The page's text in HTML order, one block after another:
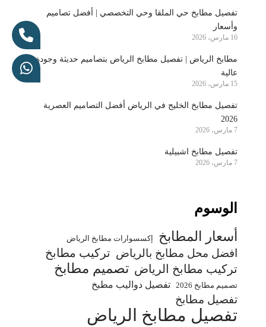
تفصيل مطابخ حي الملقا وحي التخصصي | أفضل تصاميم
وأسعار
16 مارس، 2026
مطابخ الرياض | تفصيل مطابخ الرياض بتصاميم حديثة وجودة
عالية
15 مارس، 2026
تفصيل مطابخ الخليج في الرياض أفضل التصاميم العصرية
2026
7 مارس، 2026
تفصيل مطابخ اشبيلية
7 مارس، 2026
الوسوم
أسعار المطابخ إكسسوارات مطابخ الرياض
افضل محل مطابخ بالرياض تركيب مطابخ
تركيب مطابخ الرياض تصميم مطابخ
تصميم مطابخ 2026 تفصيل دواليب مطبخ
تفصيل مطابخ
تفصيل مطابخ الرياض